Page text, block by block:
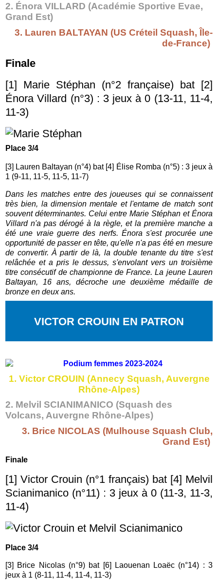
2. Énora VILLARD (Académie Sportive Evae,
Grand Est)
3. Lauren BALTAYAN (US Créteil Squash, Île-
de-France)
Finale
[1] Marie Stéphan (n°2 française) bat [2]
Énora Villard (n°3) : 3 jeux à 0 (13-11, 11-4,
11-3)
Place 3/4
[3] Lauren Baltayan (n°4) bat [4] Élise Romba (n°5) : 3 jeux à
1 (9-11, 11-5, 11-5, 11-7)
Dans les matches entre des joueuses qui se connaissent
très bien, la dimension mentale et l'entame de match sont
souvent déterminantes. Celui entre Marie Stéphan et Énora
Villard n'a pas dérogé à la règle, et la première manche a
été une vraie guerre des nerfs. Énora s'est procurée une
opportunité de passer en tête, qu'elle n'a pas été en mesure
de convertir. À partir de là, la double tenante du titre s'est
relâchée et a pris le dessus, s'envolant vers un troisième
titre consécutif de championne de France. La jeune Lauren
Baltayan, 16 ans, décroche une deuxième médaille de
bronze en deux ans.
VICTOR CROUIN EN PATRON
1. Victor CROUIN (Annecy Squash, Auvergne
Rhône-Alpes)
2. Melvil SCIANIMANICO (Squash des
Volcans, Auvergne Rhône-Alpes)
3. Brice NICOLAS (Mulhouse Squash Club,
Grand Est)
Finale
[1] Victor Crouin (n°1 français) bat [4] Melvil
Scianimanico (n°11) : 3 jeux à 0 (11-3, 11-3,
11-4)
Place 3/4
[3] Brice Nicolas (n°9) bat [6] Laouenan Loaëc (n°14) : 3
jeux à 1 (8-11, 11-4, 11-4, 11-3)